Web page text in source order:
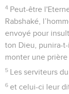
4 Peut-être
Rabshaké,
envoyé pour
ton Dieu, punira-
monter une
5 Les serviteurs
6 et celui-ci leur